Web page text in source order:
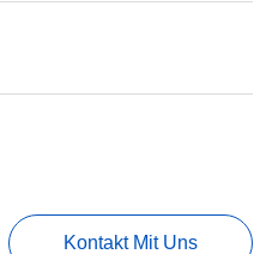
Kontakt Mit Uns